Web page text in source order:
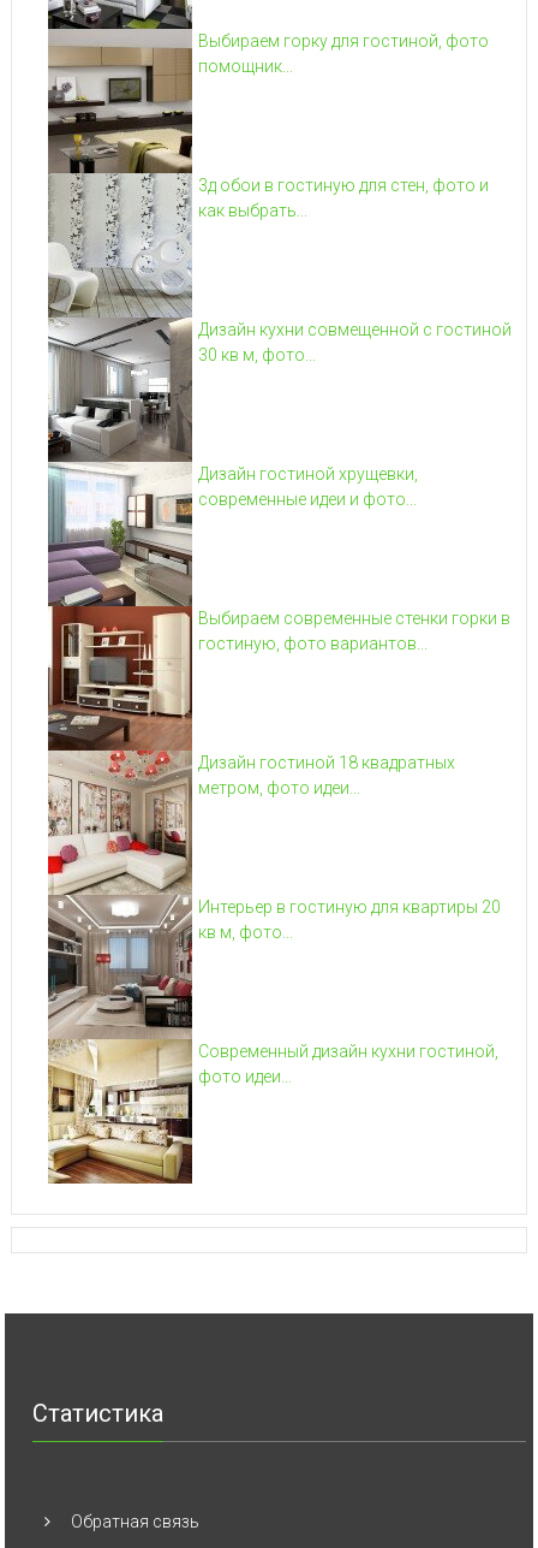
Выбираем горку для гостиной, фото
помощник...
3д обои в гостиную для стен, фото и
как выбрать...
Дизайн кухни совмещенной с гостиной
30 кв м, фото...
Дизайн гостиной хрущевки,
современные идеи и фото...
Выбираем современные стенки горки в
гостиную, фото вариантов...
Дизайн гостиной 18 квадратных
метром, фото идеи...
Интерьер в гостиную для квартиры 20
кв м, фото...
Современный дизайн кухни гостиной,
фото идеи...
Статистика
Обратная связь